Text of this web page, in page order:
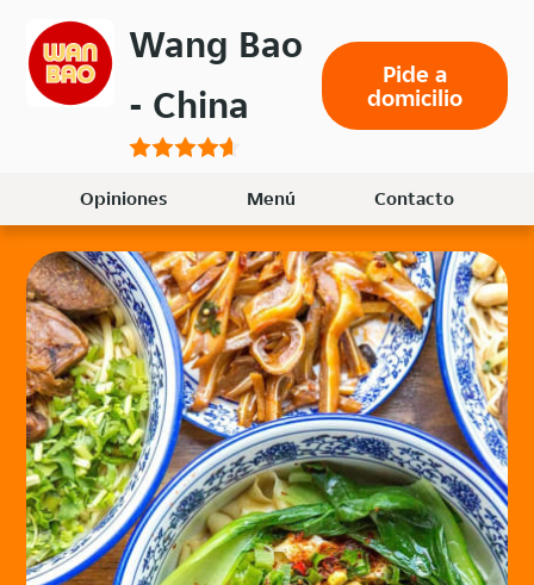
menú
principal
Wang Bao
- China
Pide a
domicilio
Opiniones Menú Contacto